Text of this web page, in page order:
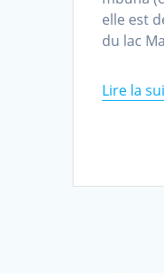
elle est
du lac